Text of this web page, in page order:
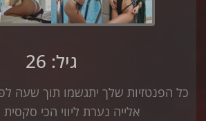
גיל: 26
כל הפנטזיות שלך יתגשמו תוך שעה
אלייה נערת ליווי הכי